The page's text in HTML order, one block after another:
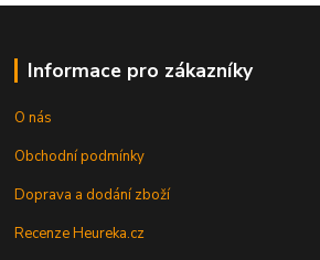
Informace pro zákazníky
O nás
Obchodní podmínky
Doprava a dodání zboží
Recenze Heureka.cz